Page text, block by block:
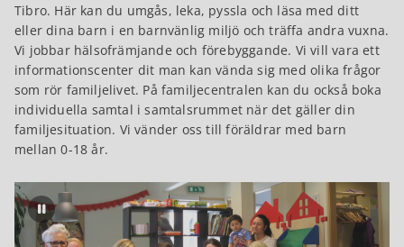
Tibro. Här kan du umgås, leka, pyssla och läsa med ditt
eller dina barn i en barnvänlig miljö och träffa andra vuxna.
Vi jobbar hälsofrämjande och förebyggande. Vi vill vara ett
informationscenter dit man kan vända sig med olika frågor
som rör familjelivet. På familjecentralen kan du också boka
individuella samtal i samtalsrummet när det gäller din
familjesituation. Vi vänder oss till föräldrar med barn
mellan 0-18 år.
Pausa bildspel